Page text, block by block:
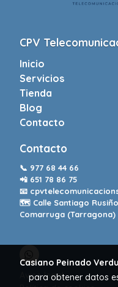
CPV
Inicio
Servicios
Tienda
Blog
Contacto
Contacto
📞 977 68 44 66
📲 651 78 86 75
📧
🗺️ Calle Santiago
Comarruga (Tarragona)
Aviso legal
Casiano Peinado Verdu
para obtener datos